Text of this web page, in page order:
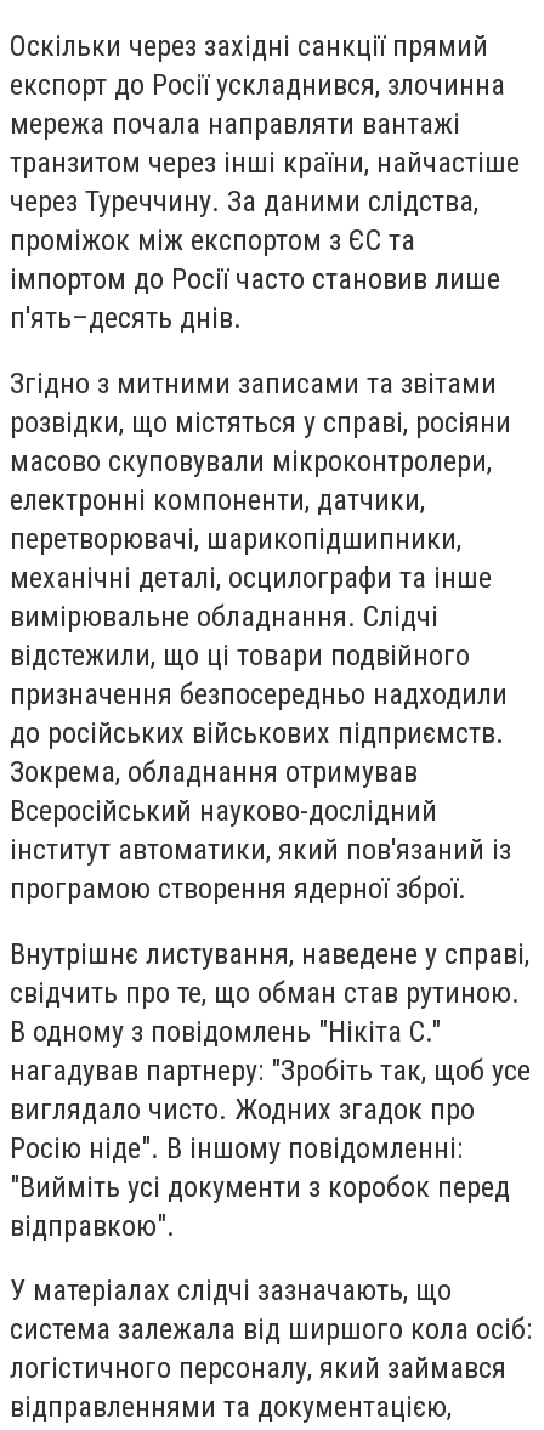
Оскільки через західні санкції прямий
експорт до Росії ускладнився, злочинна
мережа почала направляти вантажі
транзитом через інші країни, найчастіше
через Туреччину. За даними слідства,
проміжок між експортом з ЄС та
імпортом до Росії часто становив лише
п'ять–десять днів.
Згідно з митними записами та звітами
розвідки, що містяться у справі, росіяни
масово скуповували мікроконтролери,
електронні компоненти, датчики,
перетворювачі, шарикопідшипники,
механічні деталі, осцилографи та інше
вимірювальне обладнання. Слідчі
відстежили, що ці товари подвійного
призначення безпосередньо надходили
до російських військових підприємств.
Зокрема, обладнання отримував
Всеросійський науково-дослідний
інститут автоматики, який пов'язаний із
програмою створення ядерної зброї.
Внутрішнє листування, наведене у справі,
свідчить про те, що обман став рутиною.
В одному з повідомлень "Нікіта С."
нагадував партнеру: "Зробіть так, щоб усе
виглядало чисто. Жодних згадок про
Росію ніде". В іншому повідомленні:
"Вийміть усі документи з коробок перед
відправкою".
У матеріалах слідчі зазначають, що
система залежала від ширшого кола осіб:
логістичного персоналу, який займався
відправленнями та документацією,